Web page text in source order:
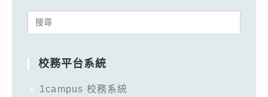
Search
校務平台系統
1campus 校務系統